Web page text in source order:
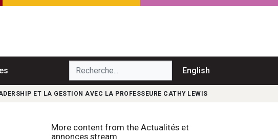
Recherche... English
ET LA GESTION AVEC LA PROFESSEURE CATHY LEWIS
More content from the Actualités et
annonces stream